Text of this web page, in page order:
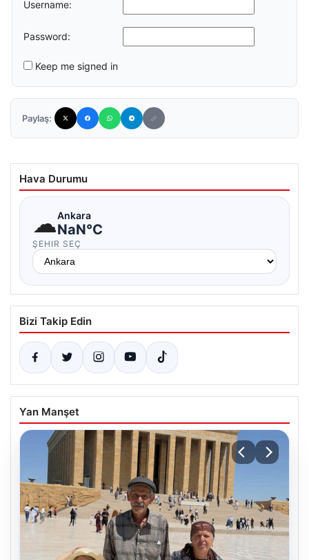
Username:
Password:
Keep me signed in
Paylaş:
Hava Durumu
☁Ankara
NaN°C
ŞEHIR SEÇ
Bizi Takip Edin
Yan Manşet